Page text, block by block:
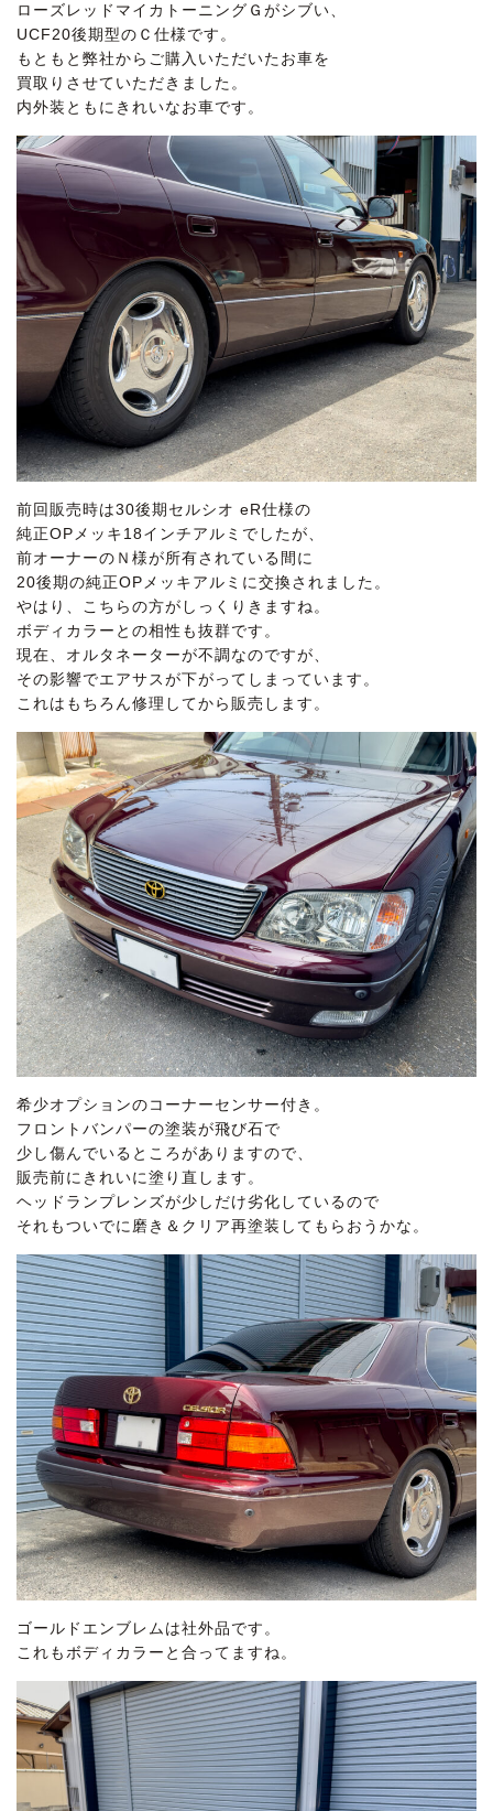
ローズレッドマイカトーニングＧがシブい、
UCF20後期型のＣ仕様です。
もともと弊社からご購入いただいたお車を
買取りさせていただきました。
内外装ともにきれいなお車です。
前回販売時は30後期セルシオ eR仕様の
純正OPメッキ18インチアルミでしたが、
前オーナーのＮ様が所有されている間に
20後期の純正OPメッキアルミに交換されました。
やはり、こちらの方がしっくりきますね。
ボディカラーとの相性も抜群です。
現在、オルタネーターが不調なのですが、
その影響でエアサスが下がってしまっています。
これはもちろん修理してから販売します。
希少オプションのコーナーセンサー付き。
フロントバンパーの塗装が飛び石で
少し傷んでいるところがありますので、
販売前にきれいに塗り直します。
ヘッドランプレンズが少しだけ劣化しているので
それもついでに磨き＆クリア再塗装してもらおうかな。
ゴールドエンブレムは社外品です。
これもボディカラーと合ってますね。